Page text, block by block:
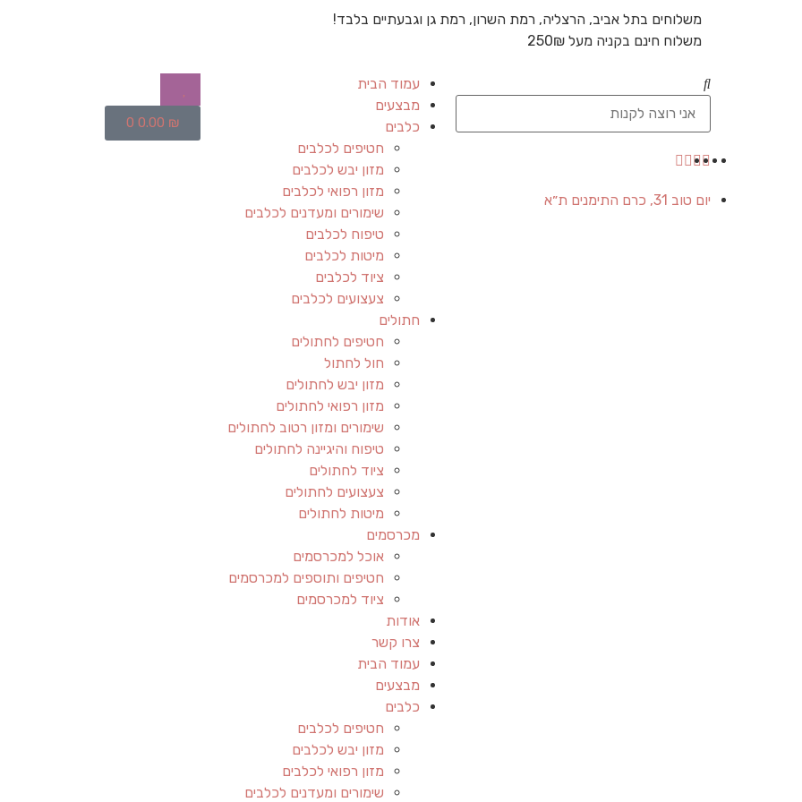
משלוחים בתל אביב, הרצליה, רמת השרון, רמת גן וגבעתיים בלבד!
משלוח חינם בקניה מעל 250₪
יום טוב 31, כרם התימנים ת״א
עמוד הבית
מבצעים
כלבים
חטיפים לכלבים
מזון יבש לכלבים
מזון רפואי לכלבים
שימורים ומעדנים לכלבים
טיפוח לכלבים
מיטות לכלבים
ציוד לכלבים
צעצועים לכלבים
חתולים
חטיפים לחתולים
חול לחתול
מזון יבש לחתולים
מזון רפואי לחתולים
שימורים ומזון רטוב לחתולים
טיפוח והיגיינה לחתולים
ציוד לחתולים
צעצועים לחתולים
מיטות לחתולים
מכרסמים
אוכל למכרסמים
חטיפים ותוספים למכרסמים
ציוד למכרסמים
אודות
צרו קשר
עמוד הבית
מבצעים
כלבים
חטיפים לכלבים
מזון יבש לכלבים
מזון רפואי לכלבים
שימורים ומעדנים לכלבים
0.00 ₪
0